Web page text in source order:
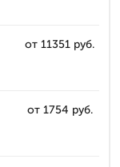
от 11351 руб.
от 1754 руб.